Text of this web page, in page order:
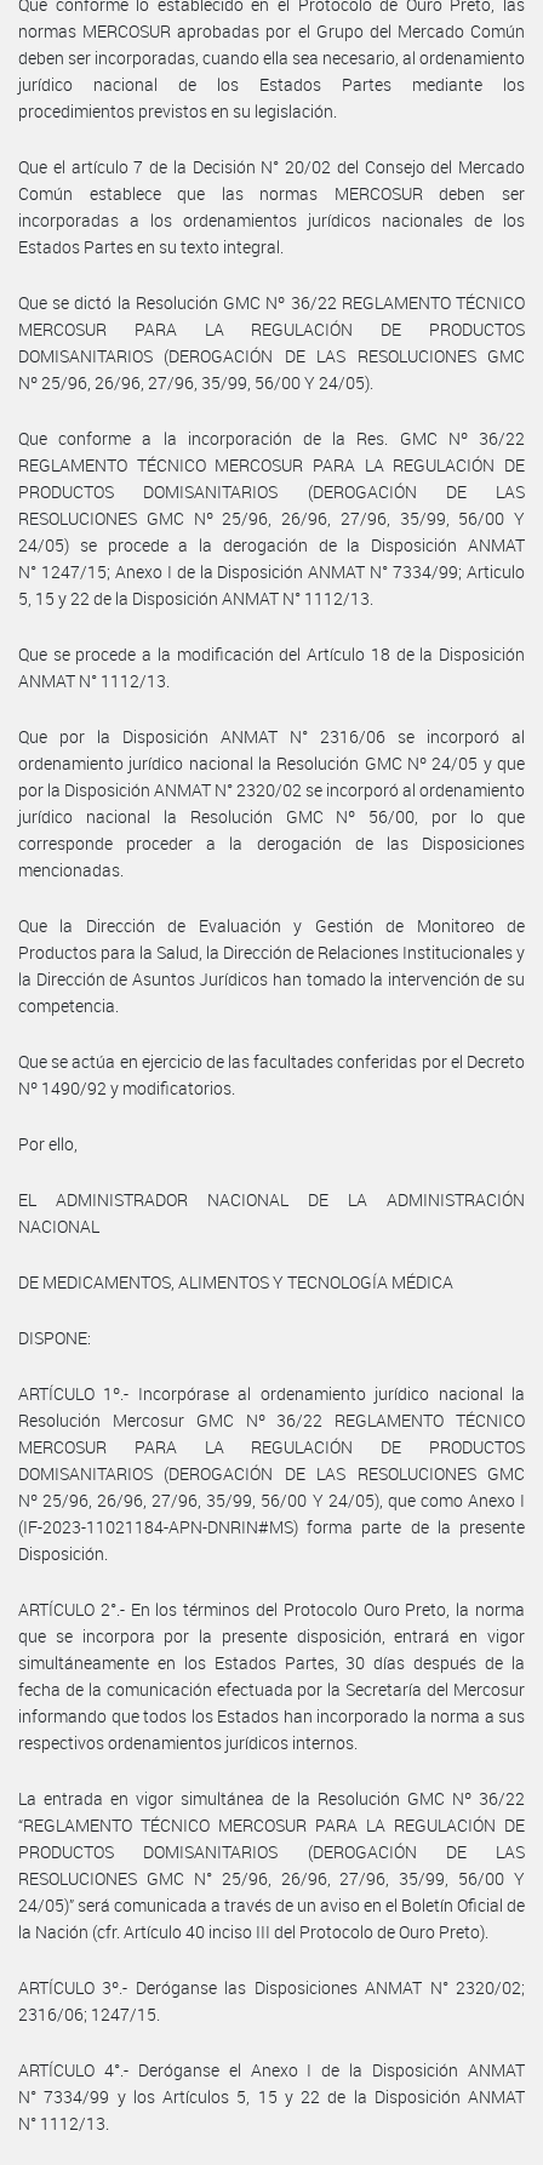
normas MERCOSUR aprobadas por el Grupo del Mercado Común
deben ser incorporadas, cuando ella sea necesario, al ordenamiento
jurídico nacional de los Estados Partes mediante los
procedimientos previstos en su legislación.
Que el artículo 7 de la Decisión N° 20/02 del Consejo del Mercado
Común establece que las normas MERCOSUR deben ser
incorporadas a los ordenamientos jurídicos nacionales de los
Estados Partes en su texto integral.
Que se dictó la Resolución GMC Nº 36/22 REGLAMENTO TÉCNICO
MERCOSUR PARA LA REGULACIÓN DE PRODUCTOS
DOMISANITARIOS (DEROGACIÓN DE LAS RESOLUCIONES GMC
Nº 25/96, 26/96, 27/96, 35/99, 56/00 Y 24/05).
Que conforme a la incorporación de la Res. GMC Nº 36/22
REGLAMENTO TÉCNICO MERCOSUR PARA LA REGULACIÓN DE
PRODUCTOS DOMISANITARIOS (DEROGACIÓN DE LAS
RESOLUCIONES GMC Nº 25/96, 26/96, 27/96, 35/99, 56/00 Y
24/05) se procede a la derogación de la Disposición ANMAT
N° 1247/15; Anexo I de la Disposición ANMAT N° 7334/99; Articulo
5, 15 y 22 de la Disposición ANMAT N° 1112/13.
Que se procede a la modificación del Artículo 18 de la Disposición
ANMAT N° 1112/13.
Que por la Disposición ANMAT N° 2316/06 se incorporó al
ordenamiento jurídico nacional la Resolución GMC Nº 24/05 y que
por la Disposición ANMAT N° 2320/02 se incorporó al ordenamiento
jurídico nacional la Resolución GMC Nº 56/00, por lo que
corresponde proceder a la derogación de las Disposiciones
mencionadas.
Que la Dirección de Evaluación y Gestión de Monitoreo de
Productos para la Salud, la Dirección de Relaciones Institucionales y
la Dirección de Asuntos Jurídicos han tomado la intervención de su
competencia.
Que se actúa en ejercicio de las facultades conferidas por el Decreto
Nº 1490/92 y modificatorios.
Por ello,
EL ADMINISTRADOR NACIONAL DE LA ADMINISTRACIÓN
NACIONAL
DE MEDICAMENTOS, ALIMENTOS Y TECNOLOGÍA MÉDICA
DISPONE:
ARTÍCULO 1º.- Incorpórase al ordenamiento jurídico nacional la
Resolución Mercosur GMC Nº 36/22 REGLAMENTO TÉCNICO
MERCOSUR PARA LA REGULACIÓN DE PRODUCTOS
DOMISANITARIOS (DEROGACIÓN DE LAS RESOLUCIONES GMC
Nº 25/96, 26/96, 27/96, 35/99, 56/00 Y 24/05), que como Anexo I
(IF-2023-11021184-APN-DNRIN#MS) forma parte de la presente
Disposición.
ARTÍCULO 2°.- En los términos del Protocolo Ouro Preto, la norma
que se incorpora por la presente disposición, entrará en vigor
simultáneamente en los Estados Partes, 30 días después de la
fecha de la comunicación efectuada por la Secretaría del Mercosur
informando que todos los Estados han incorporado la norma a sus
respectivos ordenamientos jurídicos internos.
La entrada en vigor simultánea de la Resolución GMC Nº 36/22
“REGLAMENTO TÉCNICO MERCOSUR PARA LA REGULACIÓN DE
PRODUCTOS DOMISANITARIOS (DEROGACIÓN DE LAS
RESOLUCIONES GMC N° 25/96, 26/96, 27/96, 35/99, 56/00 Y
24/05)” será comunicada a través de un aviso en el Boletín Oficial de
la Nación (cfr. Artículo 40 inciso III del Protocolo de Ouro Preto).
ARTÍCULO 3º.- Deróganse las Disposiciones ANMAT N° 2320/02;
2316/06; 1247/15.
ARTÍCULO 4°.- Deróganse el Anexo I de la Disposición ANMAT
N° 7334/99 y los Artículos 5, 15 y 22 de la Disposición ANMAT
N° 1112/13.